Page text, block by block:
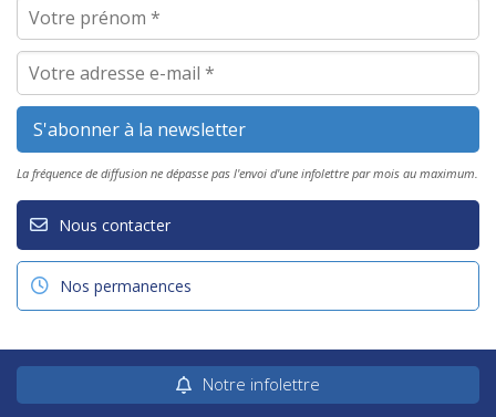
La fréquence de diffusion ne dépasse pas l'envoi d'une infolettre par mois au maximum.
Nous contacter
Nos permanences
Notre infolettre